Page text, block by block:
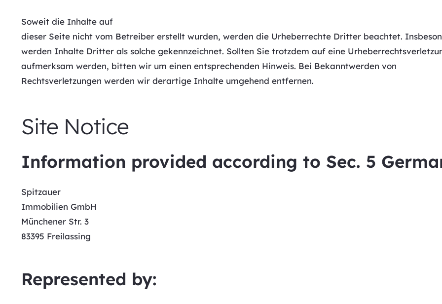
Soweit die Inhalte auf
dieser Seite nicht vom Betreiber erstellt wurden, werden die Urheberrechte Dritter beachtet.
werden Inhalte Dritter als solche gekennzeichnet. Sollten Sie trotzdem auf eine
aufmerksam werden, bitten wir um einen entsprechenden Hinweis. Bei Bekanntwerden von
Rechtsverletzungen werden wir derartige Inhalte umgehend entfernen.
Site Notice
Information provided according to Sec. 5
Spitzauer
Immobilien GmbH
Münchener Str. 3
83395 Freilassing
Represented by: